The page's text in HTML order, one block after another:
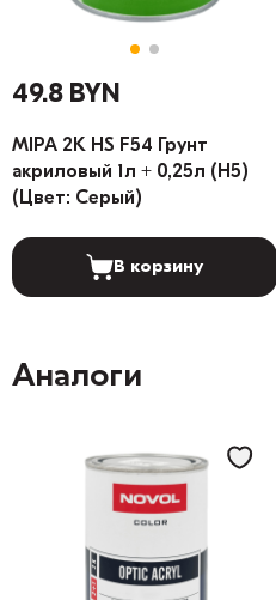
49.8 BYN
MIPA 2K HS F54 Грунт
акриловый 1л + 0,25л (H5)
(Цвет: Серый)
В корзину
Аналоги